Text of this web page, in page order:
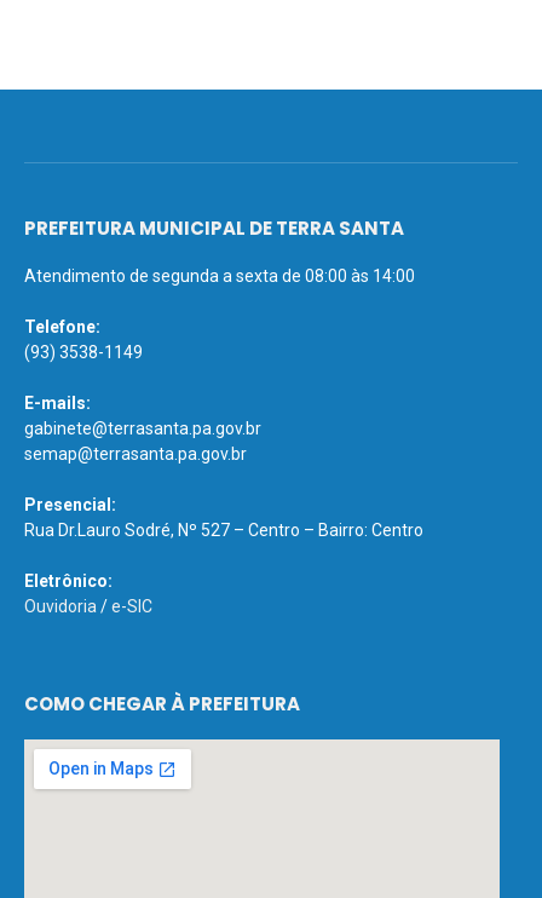
PREFEITURA MUNICIPAL DE TERRA SANTA
Atendimento de segunda a sexta de 08:00 às 14:00
Telefone:
(93) 3538-1149
E-mails:
gabinete@terrasanta.pa.gov.br
semap@terrasanta.pa.gov.br
Presencial:
Rua Dr.Lauro Sodré, Nº 527 – Centro – Bairro: Centro
Eletrônico:
Ouvidoria /e-SIC
COMO CHEGAR À PREFEITURA